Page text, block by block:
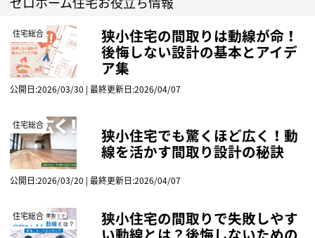
住宅総合 狭小住宅の間取りは動線が命！
後悔しない設計の基本とアイデ
ア集
公開日:2026/03/30 | 最終更新日:2026/04/07
住宅総合 狭小住宅でも驚くほど広く！動
線を活かす間取り設計の秘訣
公開日:2026/03/20 | 最終更新日:2026/04/07
住宅総合 狭小住宅の間取りで失敗しやす